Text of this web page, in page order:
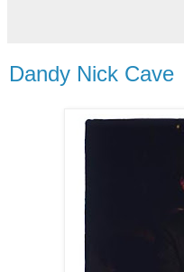
Dandy Nick Cave